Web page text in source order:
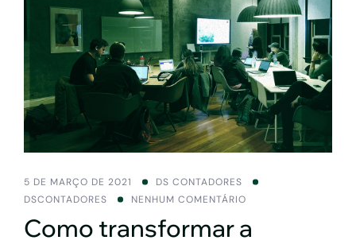
5 DE MARÇO DE 2021
DS CONTADORES
DSCONTADORES
NENHUM COMENTÁRIO
Como transformar a